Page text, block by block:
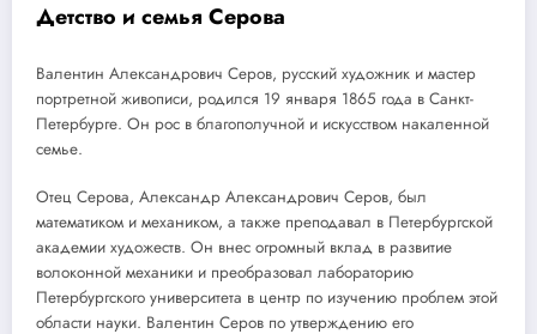
Детство и семья Серова
Валентин Александрович Серов, русский художник и мастер
портретной живописи, родился 19 января 1865 года в Санкт-
Петербурге. Он рос в благополучной и искусством накаленной
семье.
Отец Серова, Александр Александрович Серов, был
математиком и механиком, а также преподавал в Петербургской
академии художеств. Он внес огромный вклад в развитие
волоконной механики и преобразовал лабораторию
Петербургского университета в центр по изучению проблем этой
области науки. Валентин Серов по утверждению его